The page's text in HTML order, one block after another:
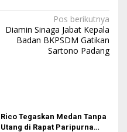
Pos berikutnya
Diamin Sinaga Jabat Kepala
Badan BKPSDM Gatikan
Sartono Padang
Rico Tegaskan Medan Tanpa
Utang di Rapat Paripurna